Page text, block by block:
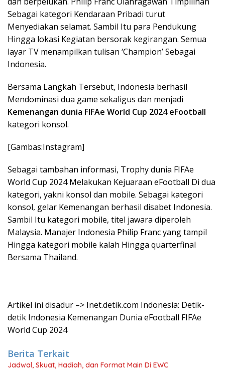
Sebagai kategori Kendaraan Pribadi turut
Menyediakan selamat. Sambil Itu para Pendukung
Hingga lokasi Kegiatan bersorak kegirangan. Semua
layar TV menampilkan tulisan ‘Champion’ Sebagai
Indonesia.
Bersama Langkah Tersebut, Indonesia berhasil
Mendominasi dua game sekaligus dan menjadi
Kemenangan dunia FIFAe World Cup 2024 eFootball
kategori konsol.
[Gambas:Instagram]
Sebagai tambahan informasi, Trophy dunia FIFAe
World Cup 2024 Melakukan Kejuaraan eFootball Di dua
kategori, yakni konsol dan mobile. Sebagai kategori
konsol, gelar Kemenangan berhasil disabet Indonesia.
Sambil Itu kategori mobile, titel jawara diperoleh
Malaysia. Manajer Indonesia Philip Franc yang tampil
Hingga kategori mobile kalah Hingga quarterfinal
Bersama Thailand.
Artikel ini disadur –> Inet.detik.com Indonesia: Detik-
detik Indonesia Kemenangan Dunia eFootball FIFAe
World Cup 2024
Berita Terkait
Jadwal, Skuat, Hadiah, dan Format Main Di EWC